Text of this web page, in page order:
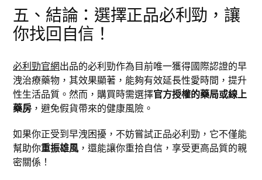
五、結論：選擇正品必利勁，讓
你找回自信！
必利勁官網出品的必利勁作為目前唯一獲得國際認證的早
洩治療藥物，其效果顯著，能夠有效延長性愛時間，提升
性生活品質。然而，購買時需選擇官方授權的藥局或線上
藥房 ，避免假貨帶來的健康風險。
如果你正受到早洩困擾，不妨嘗試正品必利勁，它不僅能
幫助你重振雄風 ，還能讓你重拾自信，享受更高品質的親
密關係！